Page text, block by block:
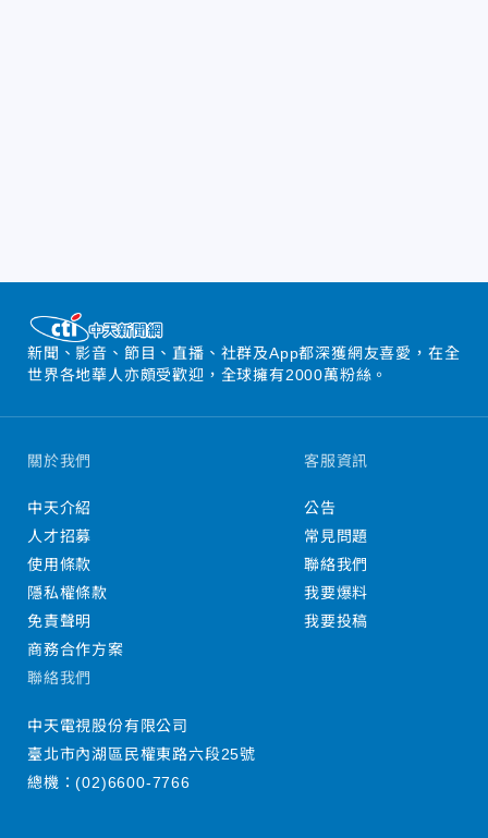
新聞、影音、節目、直播、社群及App都深獲網友喜愛，在全
世界各地華人亦頗受歡迎，全球擁有2000萬粉絲。
關於我們
中天介紹
人才招募
使用條款
隱私權條款
免責聲明
商務合作方案
客服資訊
公告
常見問題
聯絡我們
我要爆料
我要投稿
聯絡我們
中天電視股份有限公司
臺北市內湖區民權東路六段25號
總機：(02)6600-7766